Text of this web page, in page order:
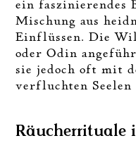
ein faszinierendes
Mischung aus
Einflüssen. Die
oder Odin
sie jedoch oft mit
verfluchten Seelen
Räucherrituale